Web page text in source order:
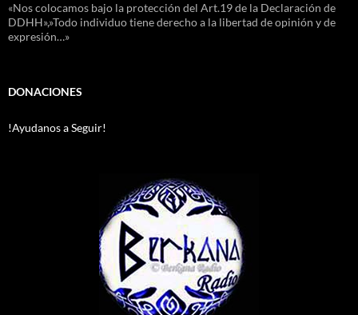
«Nos colocamos bajo la protección del Art.19 de la Declaración de
DDHH»,»Todo individuo tiene derecho a la libertad de opinión y de
expresión…»
DONACIONES
!Ayudanos a Seguir!